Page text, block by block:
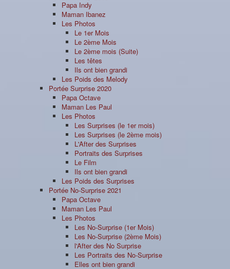
Papa Indy
Maman Ibanez
Les Photos
Le 1er Mois
Le 2ème Mois
Le 2ème mois (Suite)
Les têtes
Ils ont bien grandi
Les Poids des Melody
Portée Surprise 2020
Papa Octave
Maman Les Paul
Les Photos
Les Surprises (le 1er mois)
Les Surprises (le 2ème mois)
L'After des Surprises
Portraits des Surprises
Le Film
Ils ont bien grandi
Les Poids des Surprises
Portée No-Surprise 2021
Papa Octave
Maman Les Paul
Les Photos
Les No-Surprise (1er Mois)
Les No-Surprise (2ème Mois)
l'After des No Surprise
Les Portraits des No-Surprise
Elles ont bien grandi